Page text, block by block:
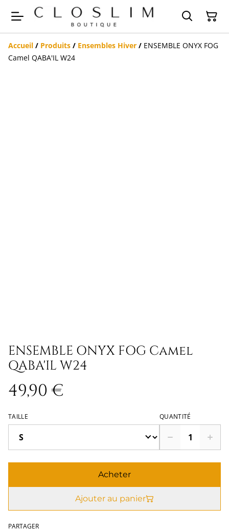
Accueil / Produits / Ensembles Hiver / ENSEMBLE ONYX FOG
Camel QABA'IL W24
ENSEMBLE ONYX FOG Camel
QABA'IL W24
49,90 €
TAILLE QUANTITÉ
Acheter
Ajouter au panier
PARTAGER